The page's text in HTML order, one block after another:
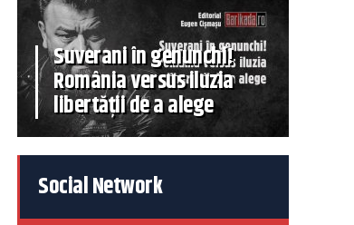
Suverani în genunchi!
România versus iluzia
libertății de a alege
Social Network